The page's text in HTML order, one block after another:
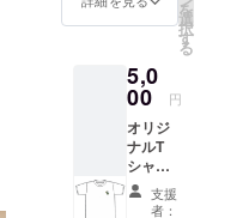
お願い
いたし
を
選
択
す
る
5,0
00 円
オリジ
ナルT
シャツ2
枚
【KIDS
支援
者：